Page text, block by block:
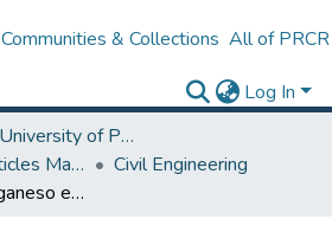
Communities & Collections All of PRCR
Log In
Polytechnic University of Puerto Rico
Design Project Articles Master Degree
Civil Engineering
El Hierro y el Manganeso en el Agua